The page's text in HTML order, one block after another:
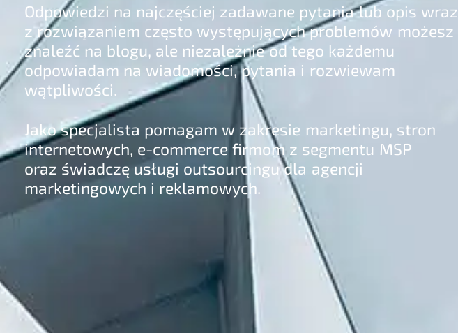
Odpowiedzi na najczęściej zadawane pytania lub opis wraz
z rozwiązaniem często występujących problemów możesz
znaleźć na blogu, ale niezależnie od tego każdemu
odpowiadam na wiadomości, pytania i rozwiewam
wątpliwości.
Jako specjalista pomagam w zakresie marketingu, stron
internetowych, e-commerce firmom z segmentu MSP
oraz świadczę usługi outsourcingu dla agencji
marketingowych i reklamowych.